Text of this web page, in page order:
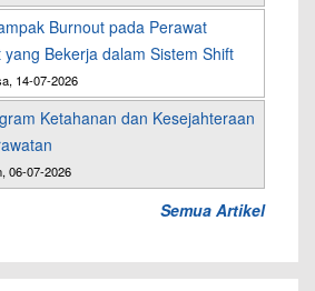
Burnout pada Perawat
yang Bekerja dalam Sistem Shift
14-07-2026
Ketahanan dan Kesejahteraan
06-07-2026
Semua Artikel